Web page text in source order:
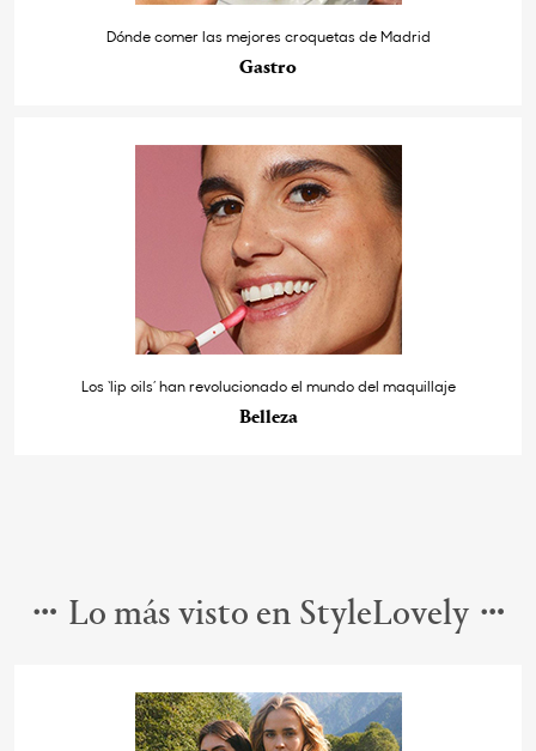
Dónde comer las mejores croquetas de Madrid
Gastro
Los ‘lip oils’ han revolucionado el mundo del maquillaje
Belleza
Lo más visto en StyleLovely